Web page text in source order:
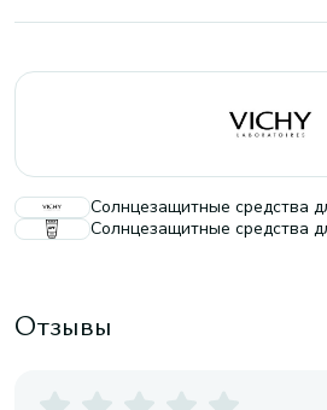
Солнцезащитные средства
Солнцезащитные средства
Отзывы